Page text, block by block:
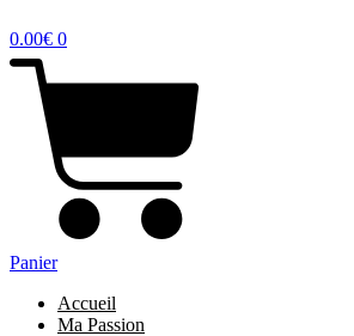
0.00€ 0
Panier
Accueil
Ma Passion